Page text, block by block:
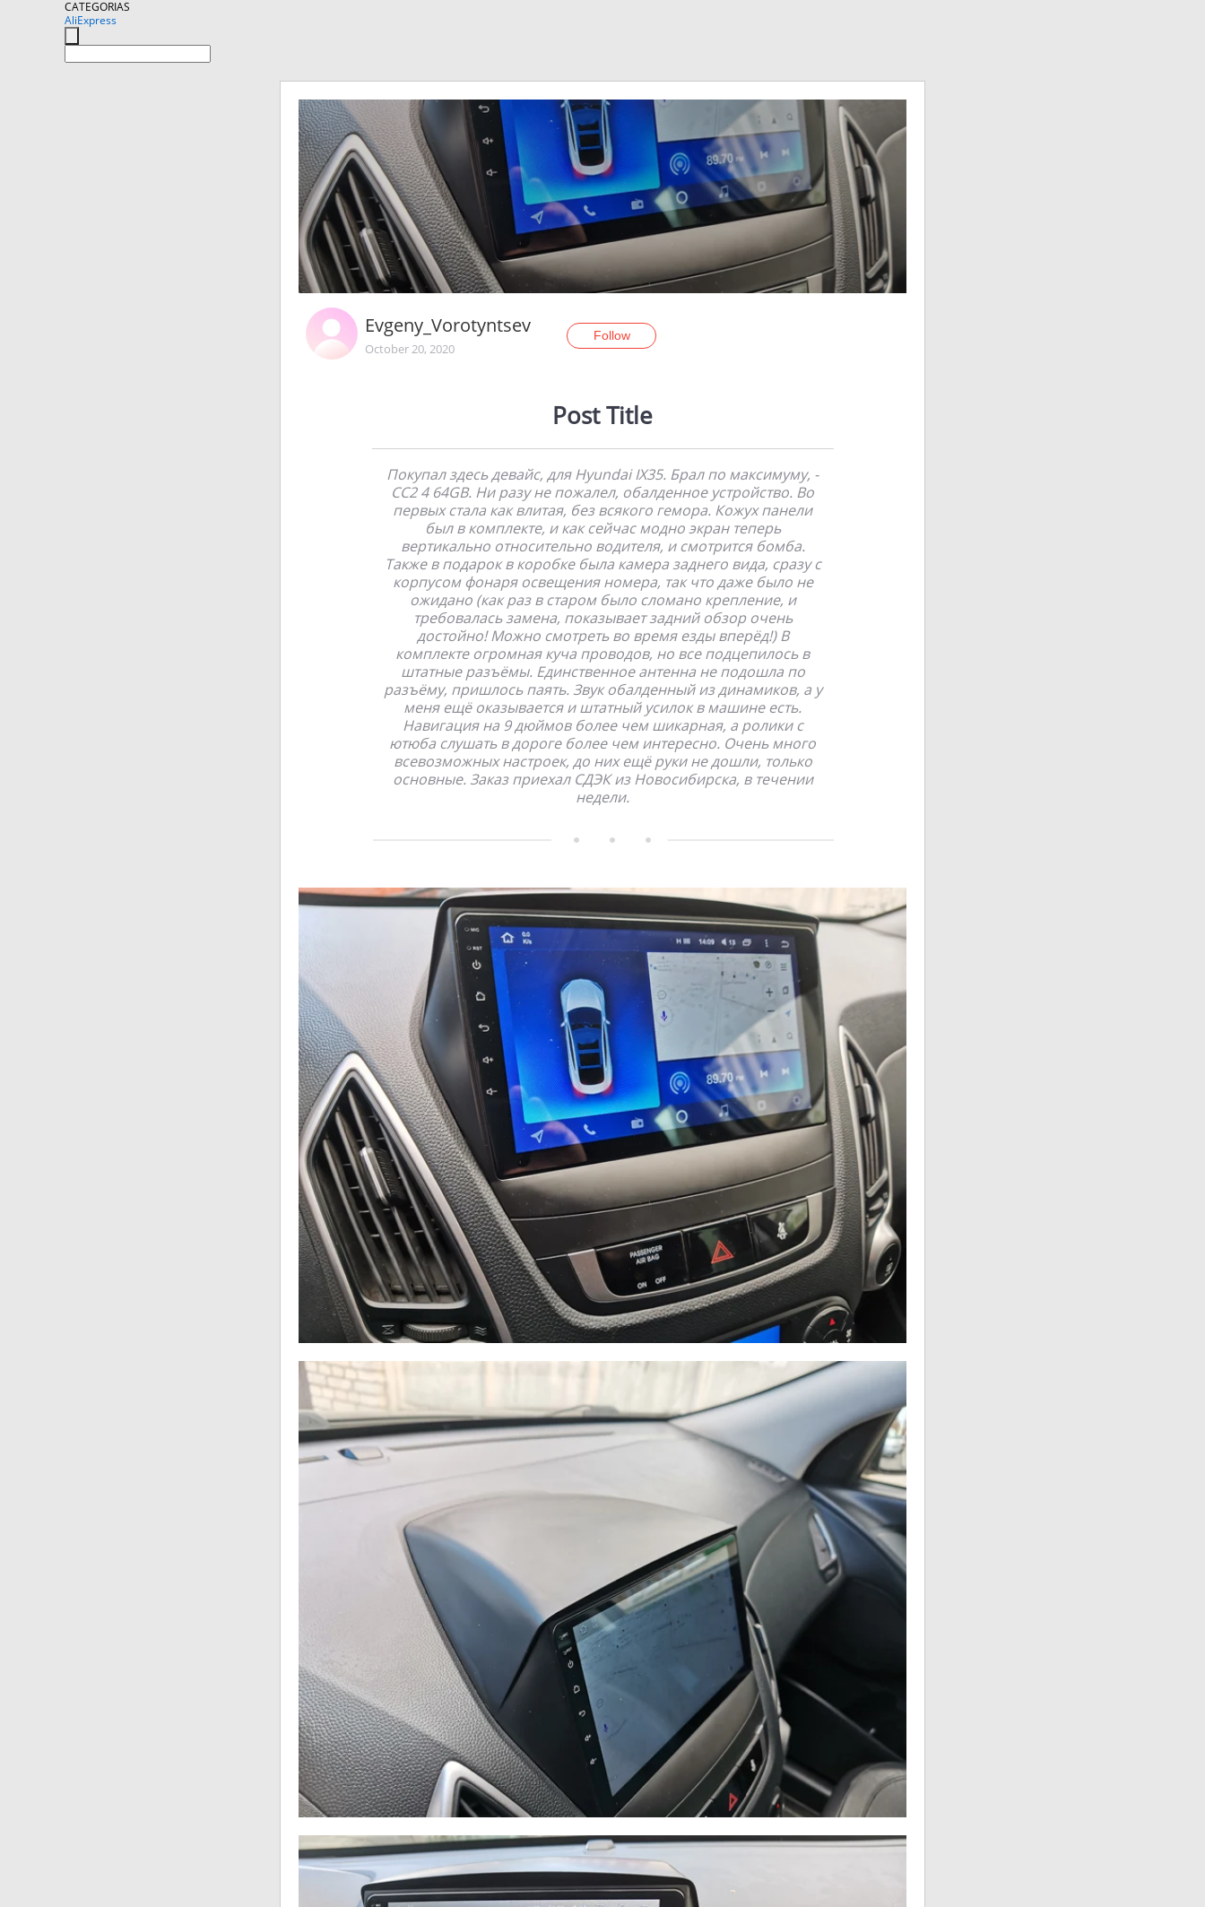
CATEGORIAS
AliExpress
Evgeny_Vorotyntsev
October 20, 2020
Follow
Post Title
Покупал здесь девайс, для Hyundai IX35. Брал по максимуму, -
CC2 4 64GB. Ни разу не пожалел, обалденное устройство. Во
первых стала как влитая, без всякого гемора. Кожух панели
был в комплекте, и как сейчас модно экран теперь
вертикально относительно водителя, и смотрится бомба.
Также в подарок в коробке была камера заднего вида, сразу с
корпусом фонаря освещения номера, так что даже было не
ожидано (как раз в старом было сломано крепление, и
требовалась замена, показывает задний обзор очень
достойно! Можно смотреть во время езды вперёд!) В
комплекте огромная куча проводов, но все подцепилось в
штатные разъёмы. Единственное антенна не подошла по
разъёму, пришлось паять. Звук обалденный из динамиков, а у
меня ещё оказывается и штатный усилок в машине есть.
Навигация на 9 дюймов более чем шикарная, а ролики с
ютюба слушать в дороге более чем интересно. Очень много
всевозможных настроек, до них ещё руки не дошли, только
основные. Заказ приехал СДЭК из Новосибирска, в течении
недели.